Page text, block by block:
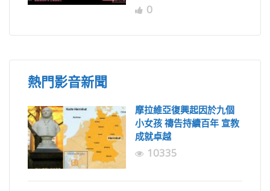
0
熱門影音新聞
摩拉維亞復興起因於九個
小女孩 禱告持續百年 宣教
成就卓越
10335